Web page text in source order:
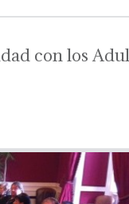
con los